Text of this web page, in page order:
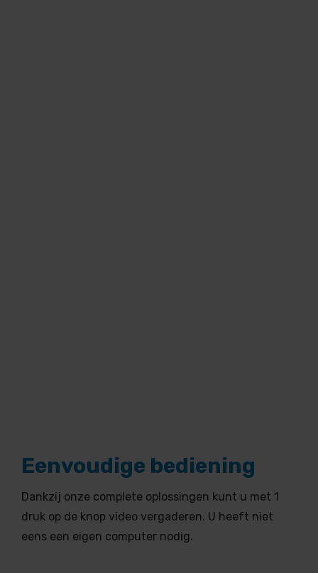
Eenvoudige bediening
Dankzij onze complete oplossingen kunt u met 1
druk op de knop video vergaderen. U heeft niet
eens een eigen computer nodig.